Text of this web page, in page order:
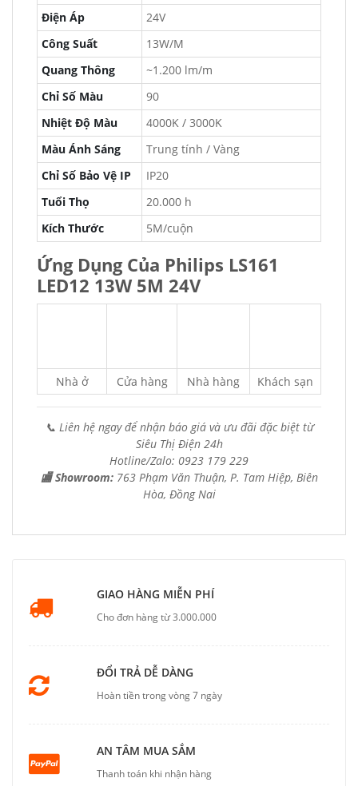
Điện Áp
24V
Công Suất
13W/M
Quang Thông
~1.200 lm/m
Chỉ Số Màu
90
Nhiệt Độ Màu
4000K / 3000K
Màu Ánh Sáng
Trung tính / Vàng
Chỉ Số Bảo Vệ IP
IP20
Tuổi Thọ
20.000 h
Kích Thước
5M/cuộn
Ứng Dụng Của Philips LS161
LED12 13W 5M 24V
Nhà ở Cửa hàng Nhà hàng Khách sạn
📞 Liên hệ ngay để nhận báo giá và ưu đãi đặc biệt từ
Siêu Thị Điện 24h
Hotline/Zalo: 0923 179 229
🏬 Showroom: 763 Phạm Văn Thuận, P. Tam Hiệp, Biên
Hòa, Đồng Nai
GIAO HÀNG MIỄN PHÍ
Cho đơn hàng từ 3.000.000
ĐỔI TRẢ DỄ DÀNG
Hoàn tiền trong vòng 7 ngày
AN TÂM MUA SẮM
Thanh toán khi nhận hàng